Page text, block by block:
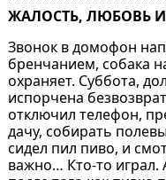
ЖАЛОСТЬ, ЛЮБОВЬ И
Звонок в домофон
бренчанием, собака
охраняет. Суббота,
испорчена
отключил телефон,
дачу, собирать
сидел пил пиво, и
важно… Кто-то играл.